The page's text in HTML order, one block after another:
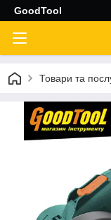
GoodTool
Товари та